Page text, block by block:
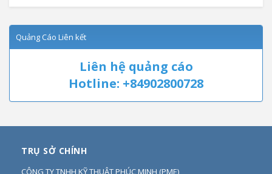
Quảng Cáo Liên kết
Liên hệ quảng cáo
Hotline: +84902800728
TRỤ SỞ CHÍNH
CÔNG TY TNHH KỸ THUẬT PHÚC MINH (PME)